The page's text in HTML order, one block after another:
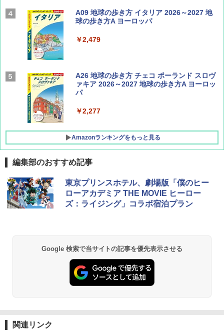
Coyote No.89 特集 星野道夫 夢見る旅
AIRLINE（エアライン）2026年9月号【特
集】ボーイング110周年を祝して！
A09 地球の歩き方 イタリア 2026～2027 地
球の歩き方A ヨーロッパ
￥2,479
A26 地球の歩き方 チェコ ポーランド スロヴ
ァキア 2026～2027 地球の歩き方A ヨーロッ
パ
￥2,277
Amazonランキングをもっと見る
[キャンパーズコレクション 山善] ポップアッ
プテント 傘みたいに広げて畳める パッとサ
ッとサンシェード キューブ フルクローズ メ
ッシュ 簡単設置 ワンタッチテント キャンプ
PYKES PEAK (パイクスピーク) 着替えテン
ト プライバシー テント 【中が透けない】 1
人用 折りたたみ 防災グッズ 災害用トイレ ビ
ーチ ピクニック ポップアップテント 携帯 簡
GRANDOOR ステンレス保冷剤 2個セット 2
026リニューアル 急速冷凍 空間倍増 衛生的
コンパクト 保冷力長持ち
-08EX カーキ ソロキャンプ ポリエステル フ
レーム ドーム型 テント
￥14,800
編集部のおすすめ記事
東京プリンスホテル、劇場版「僕のヒー
ローアカデミア THE MOVIE ヒーロー
ズ：ライジング」コラボ宿泊プラン
Google 検索で当サイトの記事を優先表示させる
関連リンク